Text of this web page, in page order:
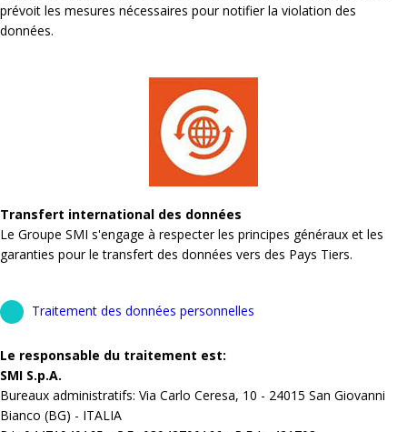
prévoit les mesures nécessaires pour notifier la violation des
données.
Transfert international des données
Le Groupe SMI s'engage à respecter les principes généraux et les
garanties pour le transfert des données vers des Pays Tiers.
Traitement des données personnelles
Le responsable du traitement est:
SMI S.p.A.
Bureaux administratifs: Via Carlo Ceresa, 10 - 24015 San Giovanni
Bianco (BG) - ITALIA